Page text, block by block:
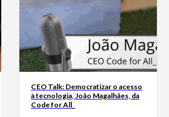
CEO Talk: Democratizar o acesso
à tecnologia, João Magalhães, da
Code for All_